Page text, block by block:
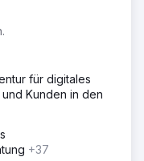
für digitales
Kunden in den
+37